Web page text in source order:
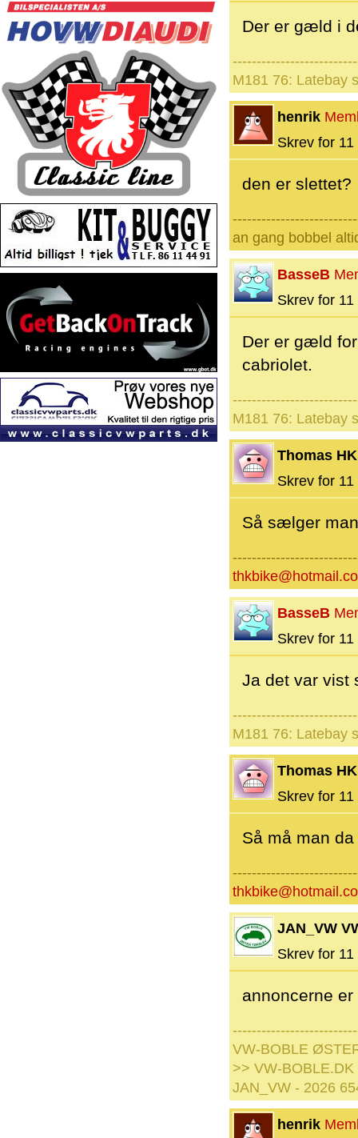
Der er gæld i
M181 76: Latebay
henrik
Skrev for
den er slettet?
an gang bobbel
BasseB
Skrev for
Der er gæld
cabriolet.
M181 76: Latebay
Thomas
Skrev for
Så sælger
BasseB
Skrev for
Ja det var vist
M181 76: Latebay
Thomas
Skrev for
Så må man
JAN_VW
Skrev for
annoncerne
VW-BOBLE
>> VW-
JAN_VW - 2026
henrik